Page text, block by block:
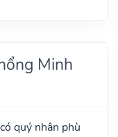
Minh
quý nhân phù